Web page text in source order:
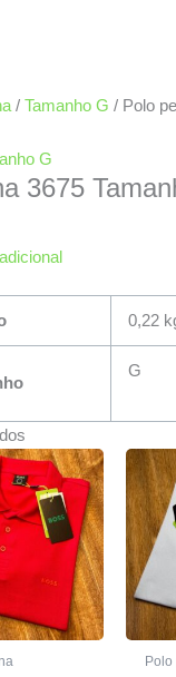
/ Tamanho G / Polo
G
3675
0,22
G